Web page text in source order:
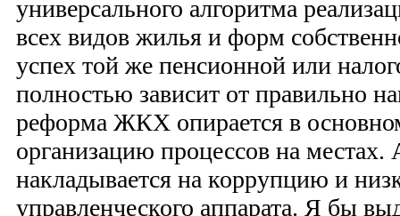
универсального алгоритма
всех видов жилья и форм
успех той же пенсионной или
полностью зависит от правильно
реформа ЖКХ опирается в
организацию процессов на местах.
накладывается на коррупцию и
управленческого аппарата. Я бы